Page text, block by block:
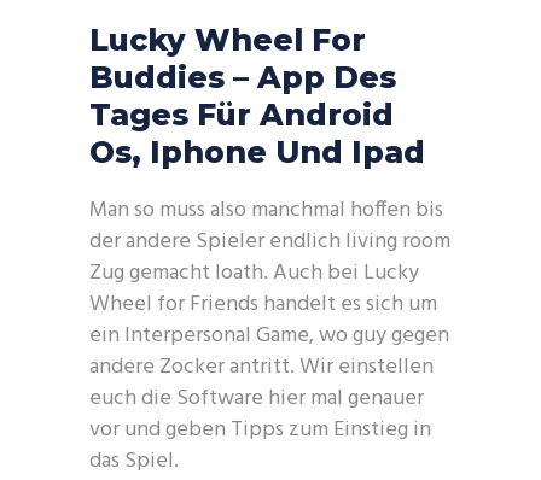
Lucky Wheel For
Buddies – App Des
Tages Für Android
Os, Iphone Und Ipad
Man so muss also manchmal hoffen bis
der andere Spieler endlich living room
Zug gemacht loath. Auch bei Lucky
Wheel for Friends handelt es sich um
ein Interpersonal Game, wo guy gegen
andere Zocker antritt. Wir einstellen
euch die Software hier mal genauer
vor und geben Tipps zum Einstieg in
das Spiel.